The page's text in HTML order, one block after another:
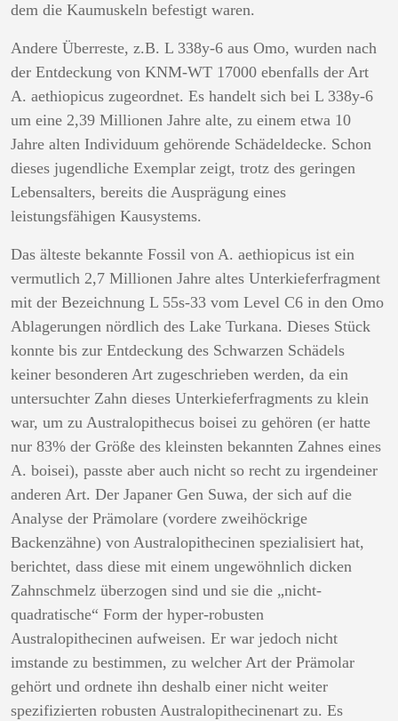
dem die Kaumuskeln befestigt waren.
Andere Überreste, z.B. L 338y-6 aus Omo, wurden nach
der Entdeckung von KNM-WT 17000 ebenfalls der Art
A. aethiopicus zugeordnet. Es handelt sich bei L 338y-6
um eine 2,39 Millionen Jahre alte, zu einem etwa 10
Jahre alten Individuum gehörende Schädeldecke. Schon
dieses jugendliche Exemplar zeigt, trotz des geringen
Lebensalters, bereits die Ausprägung eines
leistungsfähigen Kausystems.
Das älteste bekannte Fossil von A. aethiopicus ist ein
vermutlich 2,7 Millionen Jahre altes Unterkieferfragment
mit der Bezeichnung L 55s-33 vom Level C6 in den Omo
Ablagerungen nördlich des Lake Turkana. Dieses Stück
konnte bis zur Entdeckung des Schwarzen Schädels
keiner besonderen Art zugeschrieben werden, da ein
untersuchter Zahn dieses Unterkieferfragments zu klein
war, um zu Australopithecus boisei zu gehören (er hatte
nur 83% der Größe des kleinsten bekannten Zahnes eines
A. boisei), passte aber auch nicht so recht zu irgendeiner
anderen Art. Der Japaner Gen Suwa, der sich auf die
Analyse der Prämolare (vordere zweihöckrige
Backenzähne) von Australopithecinen spezialisiert hat,
berichtet, dass diese mit einem ungewöhnlich dicken
Zahnschmelz überzogen sind und sie die „nicht-
quadratische“ Form der hyper-robusten
Australopithecinen aufweisen. Er war jedoch nicht
imstande zu bestimmen, zu welcher Art der Prämolar
gehört und ordnete ihn deshalb einer nicht weiter
spezifizierten robusten Australopithecinenart zu. Es